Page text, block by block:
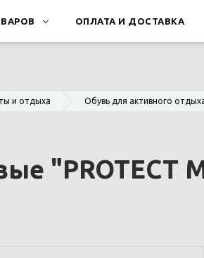
ОПЛАТА И ДОСТАВКА
и отдыха Обувь для активного